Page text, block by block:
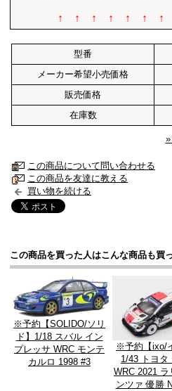
↑ ↑ ↑ ↑ ↑ ↑ ↑ ↑
型番
メーカー希望小売価格
販売価格
在庫数
この商品について問い合わせる
この商品を友達に教える
買い物を続ける
この商品を買った人はこんな商品も買
※予約【SOLIDO/ソリ
ド】1/18 スバル イン
プレッサ WRC モンテ
カルロ 1998 #3
※予約【ixo/
1/43 トヨタ
WRC 2021 ラ
ンツァ 優勝